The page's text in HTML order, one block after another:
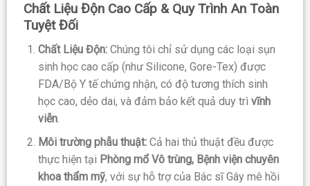
Chất Liệu Độn Cao Cấp & Quy Trình An Toàn
Tuyệt Đối
Chất Liệu Độn:Chúng tôi chỉ sử dụng các loại sụn
sinh học cao cấp (như Silicone, Gore-Tex) được
FDA/Bộ Y tế chứng nhận, có độ tương thích sinh
học cao, dẻo dai, và đảm bảo kết quả duy trì vĩnh
viễn.
Môi trường phẫu thuật:Cả hai thủ thuật đều được
thực hiện tại Phòng mổ Vô trùng, Bệnh viện chuyên
khoa thẩm mỹ, với sự hỗ trợ của Bác sĩ Gây mê hồi